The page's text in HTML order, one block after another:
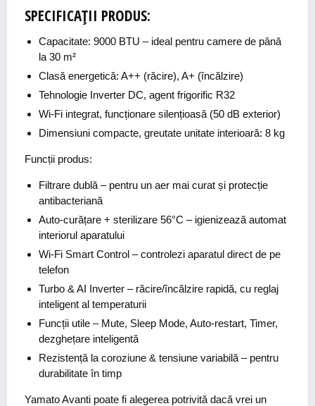
SPECIFICAȚII PRODUS:
Capacitate: 9000 BTU – ideal pentru camere de până
la 30 m²
Clasă energetică: A++ (răcire), A+ (încălzire)
Tehnologie Inverter DC, agent frigorific R32
Wi-Fi integrat, funcționare silențioasă (50 dB exterior)
Dimensiuni compacte, greutate unitate interioară: 8 kg
Funcții produs:
Filtrare dublă – pentru un aer mai curat și protecție
antibacteriană
Auto-curățare + sterilizare 56°C – igienizează automat
interiorul aparatului
Wi-Fi Smart Control – controlezi aparatul direct de pe
telefon
Turbo & AI Inverter – răcire/încălzire rapidă, cu reglaj
inteligent al temperaturii
Funcții utile – Mute, Sleep Mode, Auto-restart, Timer,
dezghețare inteligentă
Rezistență la coroziune & tensiune variabilă – pentru
durabilitate în timp
Yamato Avanti poate fi alegerea potrivită dacă vrei un